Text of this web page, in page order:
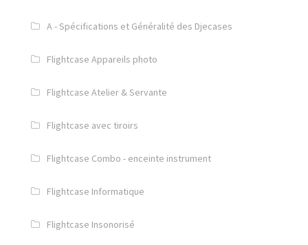
A - Spécifications et Généralité des Djecases
Flightcase Appareils photo
Flightcase Atelier & Servante
Flightcase avec tiroirs
Flightcase Combo - enceinte instrument
Flightcase Informatique
Flightcase Insonorisé